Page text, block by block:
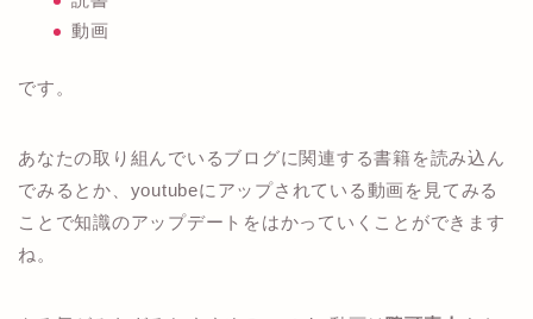
動画
です。
あなたの取り組んでいるブログに関連する書籍を読み込ん
でみるとか、youtubeにアップされている動画を見てみる
ことで知識のアップデートをはかっていくことができます
ね。